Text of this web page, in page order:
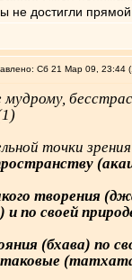
не достигли прямой
Сб 21 Мар 09, 23:44
точки
творения
и по своей
(бхава) по
таковые